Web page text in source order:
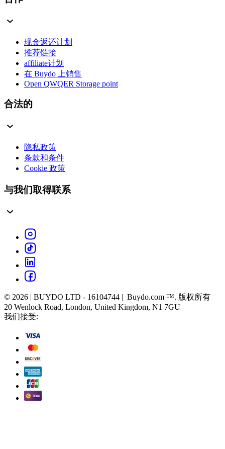
现金返还计划
推荐链接
affiliate计划
在 Buydo 上销售
Open QWQER Storage point
合法的
隐私政策
条款和条件
Cookie 政策
与我们取得联系
© 2026 | BUYDO LTD - 16104744 | Buydo.com ™. 版权所有
20 Wenlock Road, London, United Kingdom, N1 7GU
我们接受: